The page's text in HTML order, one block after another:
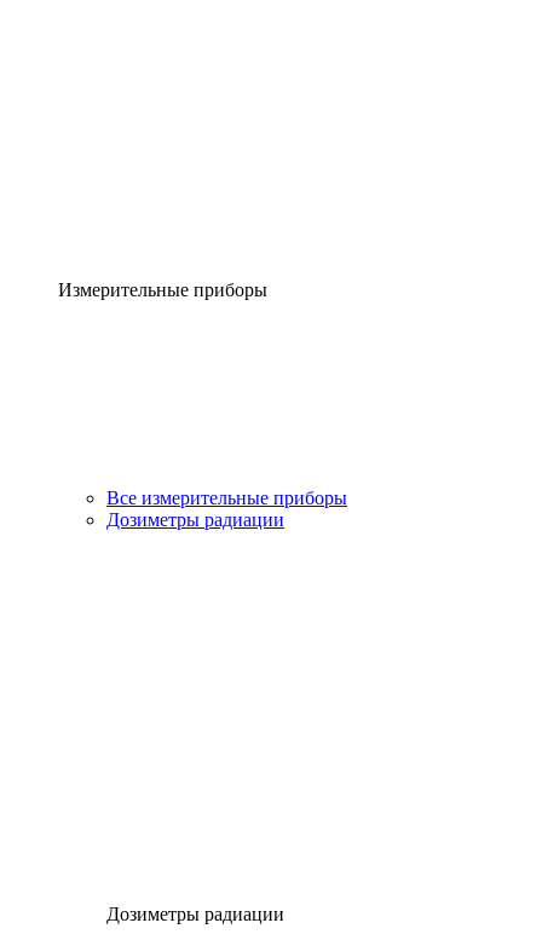
Измерительные приборы
Все измерительные приборы
Дозиметры радиации
Дозиметры радиации